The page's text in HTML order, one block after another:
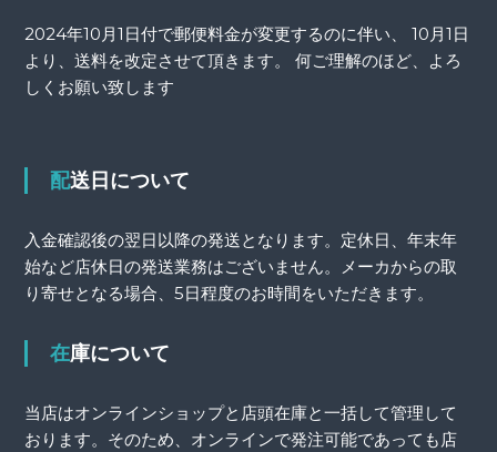
2024年10月1日付で郵便料金が変更するのに伴い、 10月1日
より、送料を改定させて頂きます。 何ご理解のほど、よろ
しくお願い致します
配送日について
入金確認後の翌日以降の発送となります。定休日、年末年
始など店休日の発送業務はございません。メーカからの取
り寄せとなる場合、5日程度のお時間をいただきます。
在庫について
当店はオンラインショップと店頭在庫と一括して管理して
おります。そのため、オンラインで発注可能であっても店